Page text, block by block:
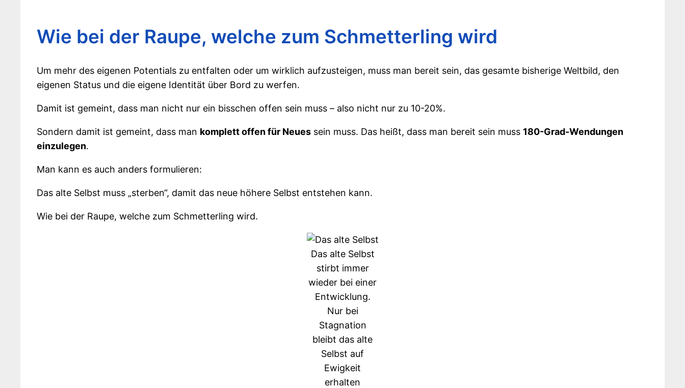
Wie bei der Raupe, welche zum Schmetterling wird
Um mehr des eigenen Potentials zu entfalten oder um wirklich aufzusteigen, muss man bereit sein, das gesamte bisherige Weltbild, den
eigenen Status und die eigene Identität über Bord zu werfen.
Damit ist gemeint, dass man nicht nur ein bisschen offen sein muss – also nicht nur zu 10-20%.
Sondern damit ist gemeint, dass man komplett offen für Neues sein muss. Das heißt, dass man bereit sein muss 180-Grad-Wendungen
einzulegen.
Man kann es auch anders formulieren:
Das alte Selbst muss „sterben“, damit das neue höhere Selbst entstehen kann.
Wie bei der Raupe, welche zum Schmetterling wird.
Das alte Selbst
stirbt immer
wieder bei einer
Entwicklung.
Nur bei
Stagnation
bleibt das alte
Selbst auf
Ewigkeit
erhalten